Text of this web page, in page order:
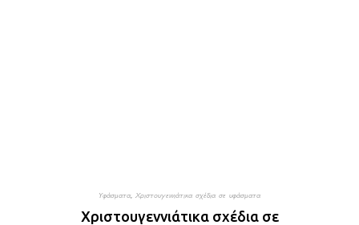
Υφάσματα Χριστουγεννιάτικα σχέδια σε υφάσματα
Χριστουγεννιάτικα σχέδια σε